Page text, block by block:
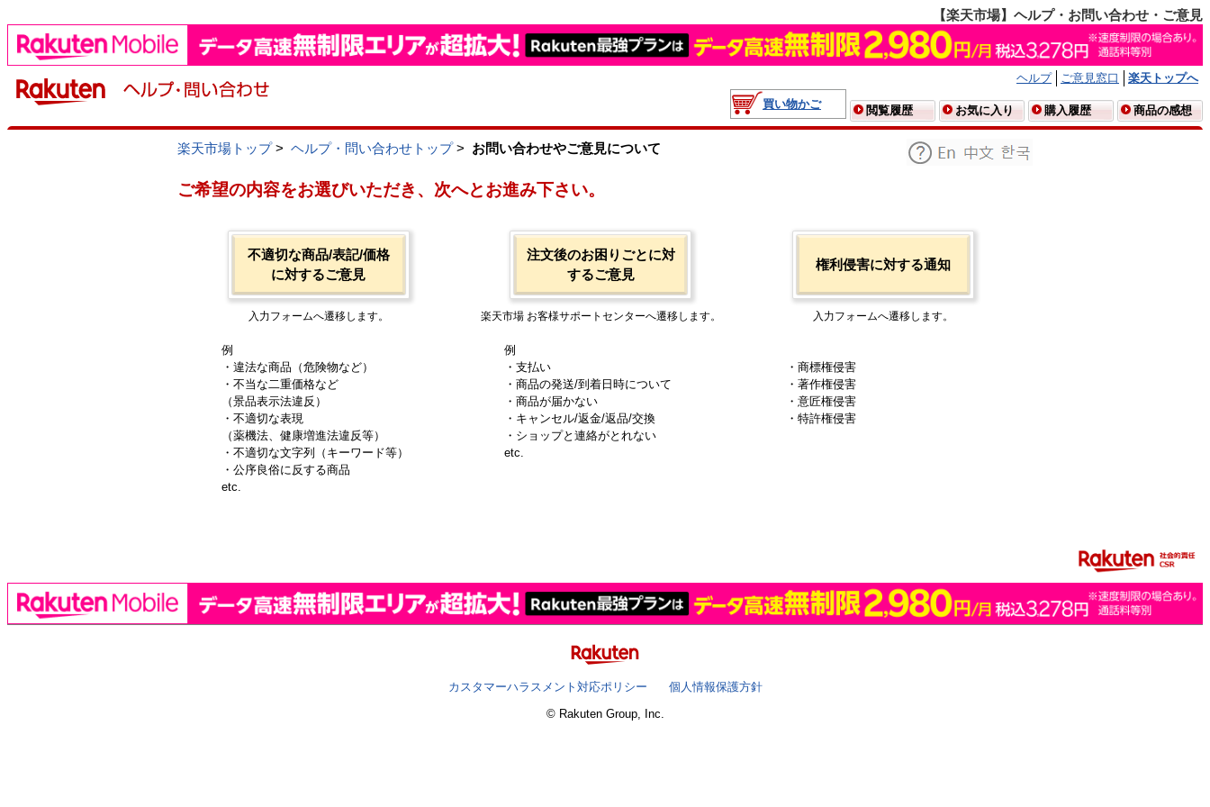
【楽天市場】ヘルプ・お問い合わせ・ご意見
ヘルプ ご意見窓口
楽天トップへ
買い物かご
閲覧履歴 お気に入り 購入履歴 商品の感想
楽天市場トップ> ヘルプ・問い合わせトップ> お問い合わせやご意見について
ご希望の内容をお選びいただき、次へとお進み下さい。
不適切な商品/表記/価格
に対するご意見
入力フォームへ遷移します。
例
・違法な商品（危険物など）
・不当な二重価格など
（景品表示法違反）
・不適切な表現
（薬機法、健康増進法違反等）
・不適切な文字列（キーワード等）
・公序良俗に反する商品
etc.
注文後のお困りごとに対
するご意見
楽天市場 お客様サポートセンターへ遷移します。
例
・支払い
・商品の発送/到着日時について
・商品が届かない
・キャンセル/返金/返品/交換
・ショップと連絡がとれない
etc.
権利侵害に対する通知
入力フォームへ遷移します。
・商標権侵害
・著作権侵害
・意匠権侵害
・特許権侵害
カスタマーハラスメント対応ポリシー
個人情報保護方針
© Rakuten Group, Inc.